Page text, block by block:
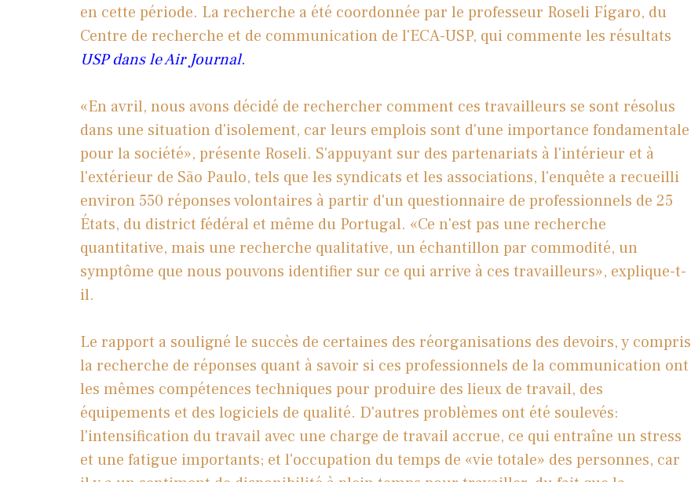
en cette période. La recherche a été coordonnée par le professeur Roseli Fígaro, du
Centre de recherche et de communication de l'ECA-USP, qui commente les résultats
USP dans le Air Journal.
«En avril, nous avons décidé de rechercher comment ces travailleurs se sont résolus
dans une situation d'isolement, car leurs emplois sont d'une importance fondamentale
pour la société», présente Roseli. S'appuyant sur des partenariats à l'intérieur et à
l'extérieur de São Paulo, tels que les syndicats et les associations, l'enquête a recueilli
environ 550 réponses volontaires à partir d'un questionnaire de professionnels de 25
États, du district fédéral et même du Portugal. «Ce n'est pas une recherche
quantitative, mais une recherche qualitative, un échantillon par commodité, un
symptôme que nous pouvons identifier sur ce qui arrive à ces travailleurs», explique-t-
il.
Le rapport a souligné le succès de certaines des réorganisations des devoirs, y compris
la recherche de réponses quant à savoir si ces professionnels de la communication ont
les mêmes compétences techniques pour produire des lieux de travail, des
équipements et des logiciels de qualité. D'autres problèmes ont été soulevés:
l'intensification du travail avec une charge de travail accrue, ce qui entraîne un stress
et une fatigue importants; et l'occupation du temps de «vie totale» des personnes, car